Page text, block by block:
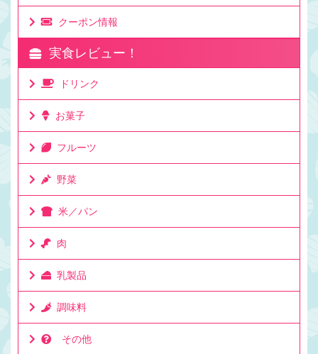
クーポン情報
実食レビュー！
ドリンク
お菓子
フルーツ
野菜
米／パン
肉
乳製品
調味料
その他